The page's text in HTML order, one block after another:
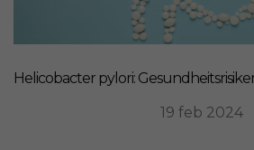
19 feb 2024